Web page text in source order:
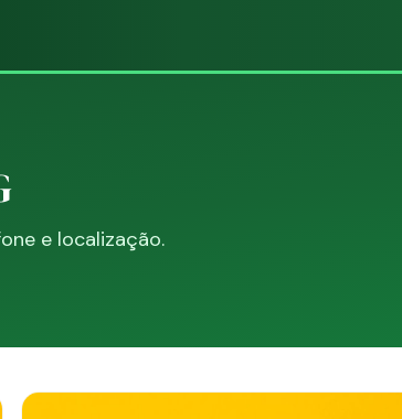
e localização.